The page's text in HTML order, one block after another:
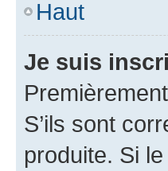
Haut
Je suis
S’ils sont
produite. Si